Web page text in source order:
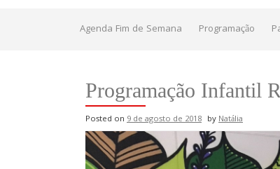
Agenda Fim de Semana Programação
Programação Infantil
Posted on 9 de agosto de 2018 byNatália